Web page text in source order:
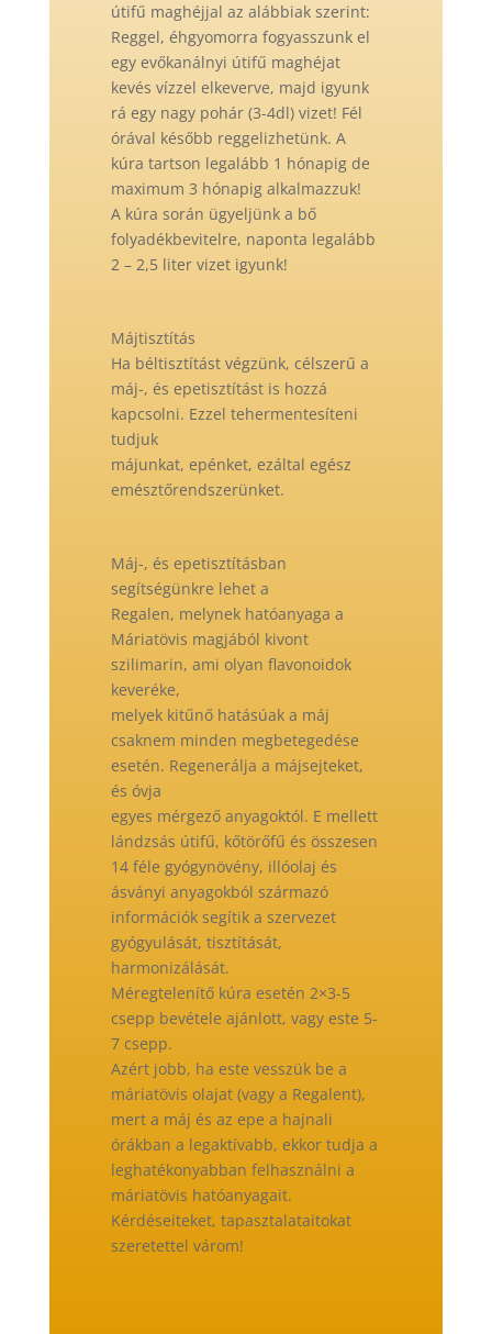
útifű maghéjjal az alábbiak szerint:
Reggel, éhgyomorra fogyasszunk el
egy evőkanálnyi útifű maghéjat
kevés vízzel elkeverve, majd igyunk
rá egy nagy pohár (3-4dl) vizet! Fél
órával később reggelizhetünk. A
kúra tartson legalább 1 hónapig de
maximum 3 hónapig alkalmazzuk!
A kúra során ügyeljünk a bő
folyadékbevitelre, naponta legalább
2 – 2,5 liter vizet igyunk!
Májtisztítás
Ha béltisztítást végzünk, célszerű a
máj-, és epetisztítást is hozzá
kapcsolni. Ezzel tehermentesíteni
tudjuk
májunkat, epénket, ezáltal egész
emésztőrendszerünket.
Máj-, és epetisztításban
segítségünkre lehet a
Regalen, melynek hatóanyaga a
Máriatövis magjából kivont
szilimarin, ami olyan flavonoidok
keveréke,
melyek kitűnő hatásúak a máj
csaknem minden megbetegedése
esetén. Regenerálja a májsejteket,
és óvja
egyes mérgező anyagoktól. E mellett
lándzsás útifű, kőtörőfű és összesen
14 féle gyógynövény, illóolaj és
ásványi anyagokból származó
információk segítik a szervezet
gyógyulását, tisztítását,
harmonizálását.
Méregtelenítő kúra esetén 2×3-5
csepp bevétele ajánlott, vagy este 5-
7 csepp.
Azért jobb, ha este vesszük be a
máriatövis olajat (vagy a Regalent),
mert a máj és az epe a hajnali
órákban a legaktívabb, ekkor tudja a
leghatékonyabban felhasználni a
máriatövis hatóanyagait.
Kérdéseiteket, tapasztalataitokat
szeretettel várom!